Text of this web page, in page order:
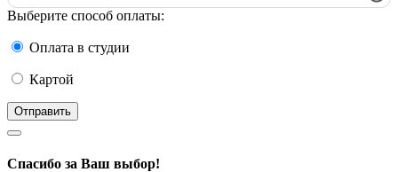
Выберите способ оплаты:
Оплата в студии
Картой
Отправить
Спасибо за Ваш выбор!